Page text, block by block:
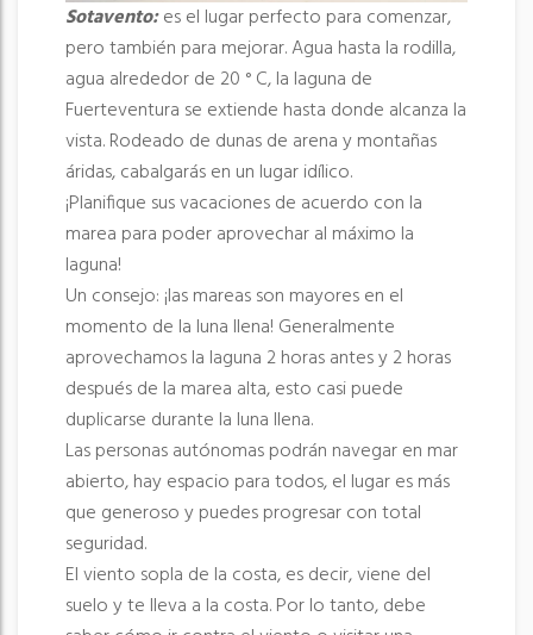
Sotavento:es el lugar perfecto para comenzar,
pero también para mejorar. Agua hasta la rodilla,
agua alrededor de 20 ° C, la laguna de
Fuerteventura se extiende hasta donde alcanza la
vista. Rodeado de dunas de arena y montañas
áridas, cabalgarás en un lugar idílico.
¡Planifique sus vacaciones de acuerdo con la
marea para poder aprovechar al máximo la
laguna!
Un consejo: ¡las mareas son mayores en el
momento de la luna llena! Generalmente
aprovechamos la laguna 2 horas antes y 2 horas
después de la marea alta, esto casi puede
duplicarse durante la luna llena.
Las personas autónomas podrán navegar en mar
abierto, hay espacio para todos, el lugar es más
que generoso y puedes progresar con total
seguridad.
El viento sopla de la costa, es decir, viene del
suelo y te lleva a la costa. Por lo tanto, debe